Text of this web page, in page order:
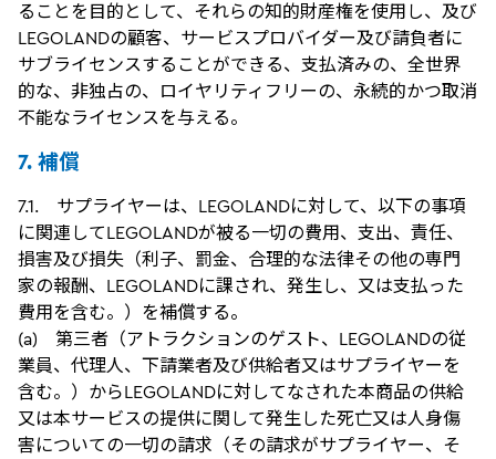
ることを目的として、それらの知的財産権を使用し、及び
LEGOLANDの顧客、サービスプロバイダー及び請負者に
サブライセンスすることができる、支払済みの、全世界
的な、非独占の、ロイヤリティフリーの、永続的かつ取消
不能なライセンスを与える。
7. 補償
7.1. サプライヤーは、LEGOLANDに対して、以下の事項
に関連してLEGOLANDが被る一切の費用、支出、責任、
損害及び損失（利子、罰金、合理的な法律その他の専門
家の報酬、LEGOLANDに課され、発生し、又は支払った
費用を含む。）を補償する。
(a) 第三者（アトラクションのゲスト、LEGOLANDの従
業員、代理人、下請業者及び供給者又はサプライヤーを
含む。）からLEGOLANDに対してなされた本商品の供給
又は本サービスの提供に関して発生した死亡又は人身傷
害についての一切の請求（その請求がサプライヤー、そ